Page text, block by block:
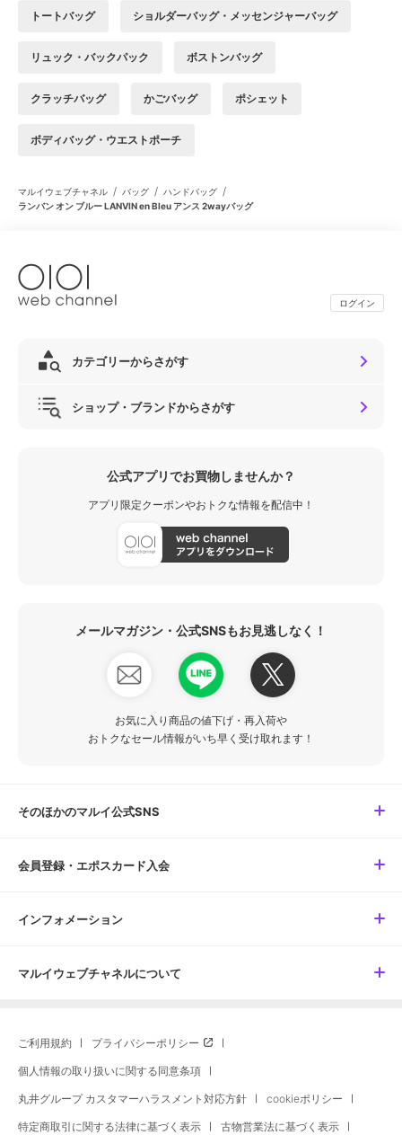
トートバッグ ショルダーバッグ・メッセンジャーバッグ
リュック・バックパック ボストンバッグ
クラッチバッグ かごバッグ ポシェット
ボディバッグ・ウエストポーチ
マルイウェブチャネル / バッグ / ハンドバッグ /
ランバン オン ブルー LANVIN en Bleu アンス 2wayバッグ
ログイン
カテゴリーからさがす
ショップ・ブランドからさがす
公式アプリでお買物しませんか？
アプリ限定クーポンやおトクな情報を配信中！
メールマガジン・公式SNSもお見逃しなく！
お気に入り商品の値下げ・再入荷や
おトクなセール情報がいち早く受け取れます！
そのほかのマルイ公式SNS
会員登録・エポスカード入会
インフォメーション
マルイウェブチャネルについて
ご利用規約 プライバシーポリシー
個人情報の取り扱いに関する同意条項
丸井グループ カスタマーハラスメント対応方針 cookieポリシー
特定商取引に関する法律に基づく表示 古物営業法に基づく表示